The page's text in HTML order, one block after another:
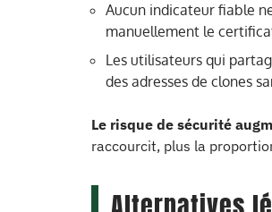
Aucun indicateur fiable
manuellement le
Les utilisateurs qui
des adresses de clones
Le risque de sécurité
raccourcit, plus la